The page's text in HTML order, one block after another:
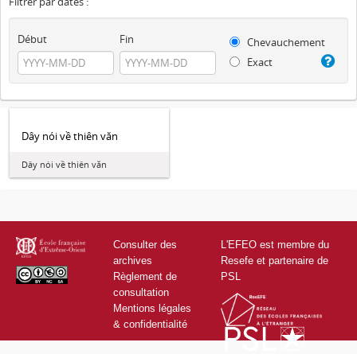
Début Fin
Chevauchement
Exact
Dây nói về thiên văn
Dây nói về thiên văn
Consulter des
archives
Règlement de
consultation
Mentions légales
& confidentialité
L'EFEO est membre du
Resefe et partenaire de
PSL